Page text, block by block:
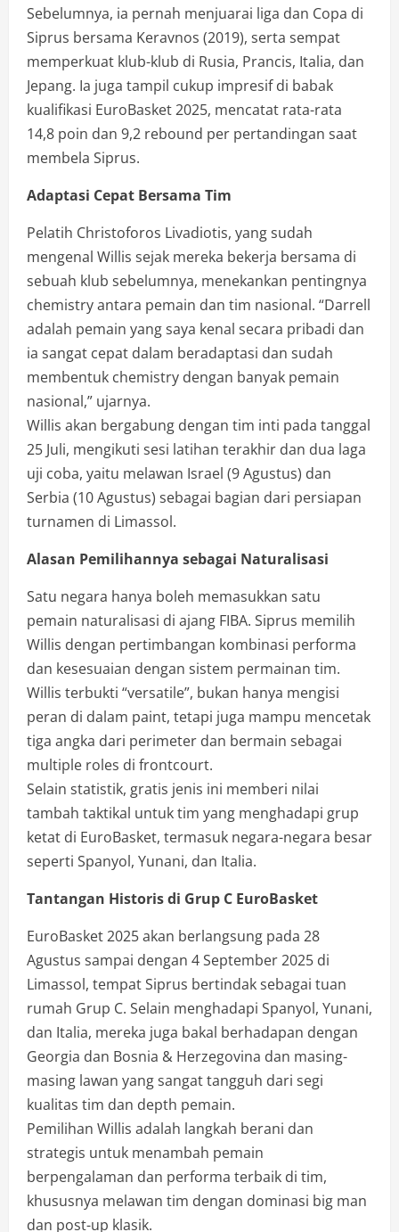
Sebelumnya, ia pernah menjuarai liga dan Copa di
Siprus bersama Keravnos (2019), serta sempat
memperkuat klub-klub di Rusia, Prancis, Italia, dan
Jepang. Ia juga tampil cukup impresif di babak
kualifikasi EuroBasket 2025, mencatat rata-rata
14,8 poin dan 9,2 rebound per pertandingan saat
membela Siprus.
Adaptasi Cepat Bersama Tim
Pelatih Christoforos Livadiotis, yang sudah
mengenal Willis sejak mereka bekerja bersama di
sebuah klub sebelumnya, menekankan pentingnya
chemistry antara pemain dan tim nasional. “Darrell
adalah pemain yang saya kenal secara pribadi dan
ia sangat cepat dalam beradaptasi dan sudah
membentuk chemistry dengan banyak pemain
nasional,” ujarnya.
Willis akan bergabung dengan tim inti pada tanggal
25 Juli, mengikuti sesi latihan terakhir dan dua laga
uji coba, yaitu melawan Israel (9 Agustus) dan
Serbia (10 Agustus) sebagai bagian dari persiapan
turnamen di Limassol.
Alasan Pemilihannya sebagai Naturalisasi
Satu negara hanya boleh memasukkan satu
pemain naturalisasi di ajang FIBA. Siprus memilih
Willis dengan pertimbangan kombinasi performa
dan kesesuaian dengan sistem permainan tim.
Willis terbukti “versatile”, bukan hanya mengisi
peran di dalam paint, tetapi juga mampu mencetak
tiga angka dari perimeter dan bermain sebagai
multiple roles di frontcourt.
Selain statistik, gratis jenis ini memberi nilai
tambah taktikal untuk tim yang menghadapi grup
ketat di EuroBasket, termasuk negara-negara besar
seperti Spanyol, Yunani, dan Italia.
Tantangan Historis di Grup C EuroBasket
EuroBasket 2025 akan berlangsung pada 28
Agustus sampai dengan 4 September 2025 di
Limassol, tempat Siprus bertindak sebagai tuan
rumah Grup C. Selain menghadapi Spanyol, Yunani,
dan Italia, mereka juga bakal berhadapan dengan
Georgia dan Bosnia & Herzegovina dan masing-
masing lawan yang sangat tangguh dari segi
kualitas tim dan depth pemain.
Pemilihan Willis adalah langkah berani dan
strategis untuk menambah pemain
berpengalaman dan performa terbaik di tim,
khususnya melawan tim dengan dominasi big man
dan post-up klasik.